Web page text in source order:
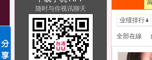
随时与你视讯聊天
业绩排行
全部在線